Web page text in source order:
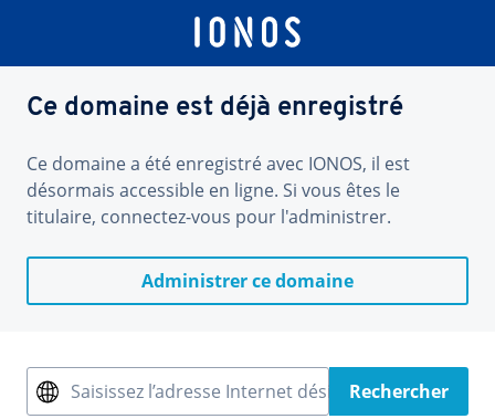
Ce domaine est déjà enregistré
Ce domaine a été enregistré avec IONOS, il est
désormais accessible en ligne. Si vous êtes le
titulaire, connectez-vous pour l'administrer.
Administrer ce domaine
Saisissez l’adresse Internet désiréeRechercher